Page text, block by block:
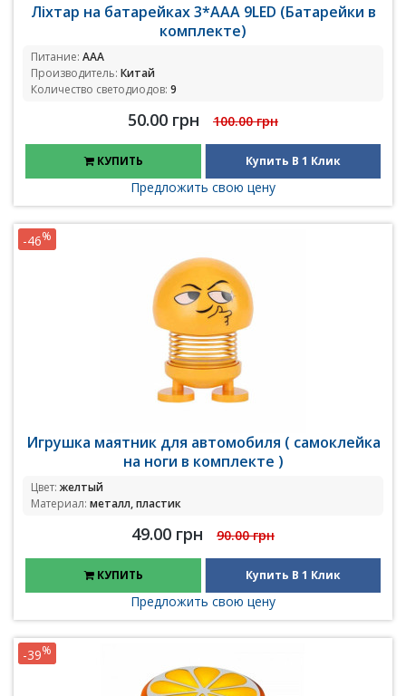
Ліхтар на батарейках 3*ААА 9LED (Батарейки в
комплекте)
Питание: ААА
Производитель: Китай
Количество светодиодов: 9
50.00 грн 100.00 грн
КУПИТЬ Купить В 1 Клик
Предложить свою цену
Игрушка маятник для автомобиля ( самоклейка
на ноги в комплекте )
Цвет:желтый
Материал: металл, пластик
49.00 грн 90.00 грн
-46%
КУПИТЬ Купить В 1 Клик
Предложить свою цену
-39%